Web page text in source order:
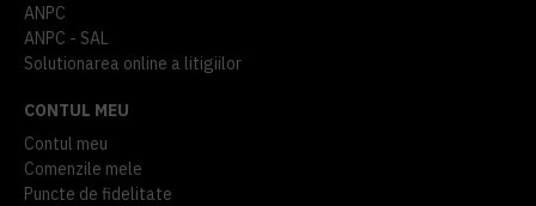
ANPC
ANPC - SAL
Solutionarea online a litigiilor
CONTUL MEU
Contul meu
Comenzile mele
Puncte de fidelitate